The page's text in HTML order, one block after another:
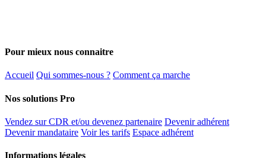
Pour mieux nous connaitre
Accueil Qui sommes-nous ? Comment ça marche
Nos solutions Pro
Vendez sur CDR et/ou devenez partenaire Devenir adhérent
Devenir mandataire Voir les tarifs Espace adhérent
Informations légales